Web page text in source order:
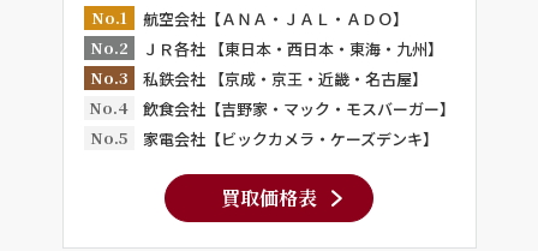
No.1
航空会社【ＡＮＡ・ＪＡＬ・ＡＤＯ】
No.2
ＪＲ各社 【東日本・西日本・東海・九州】
No.3
私鉄会社 【京成・京王・近畿・名古屋】
No.4
飲食会社【吉野家・マック・モスバーガー】
No.5
家電会社【ビックカメラ・ケーズデンキ】
買取価格表